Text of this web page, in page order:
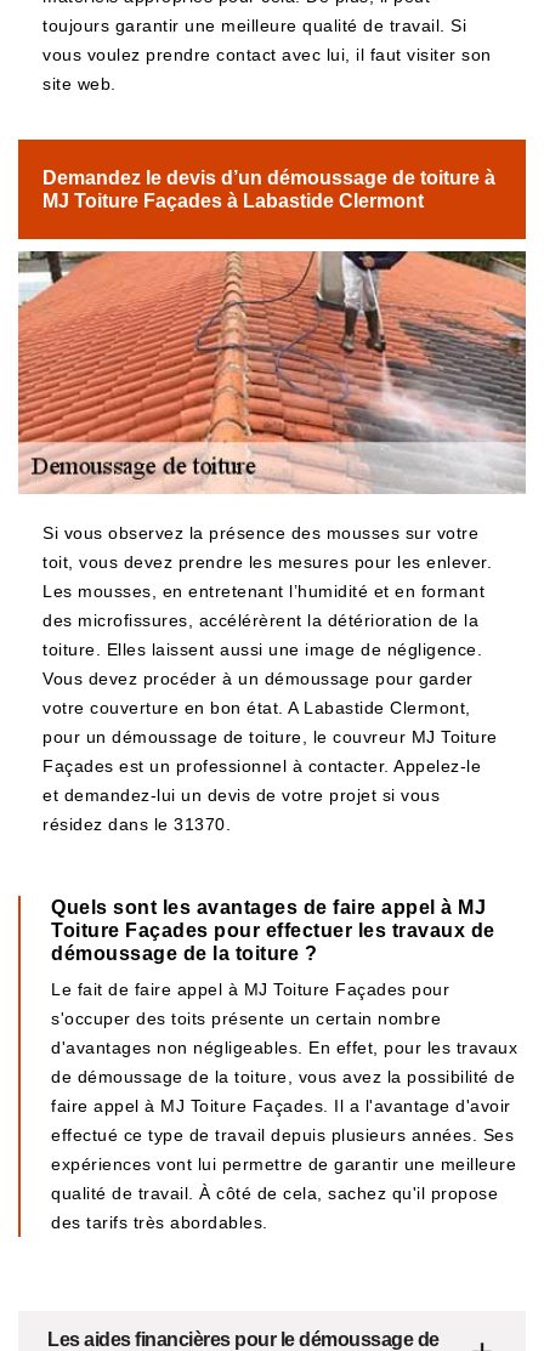
toujours garantir une meilleure qualité de travail. Si
vous voulez prendre contact avec lui, il faut visiter son
site web.
Demandez le devis d’un démoussage de toiture à
MJ Toiture Façades à Labastide Clermont
Si vous observez la présence des mousses sur votre
toit, vous devez prendre les mesures pour les enlever.
Les mousses, en entretenant l’humidité et en formant
des microfissures, accélérèrent la détérioration de la
toiture. Elles laissent aussi une image de négligence.
Vous devez procéder à un démoussage pour garder
votre couverture en bon état. A Labastide Clermont,
pour un démoussage de toiture, le couvreur MJ Toiture
Façades est un professionnel à contacter. Appelez-le
et demandez-lui un devis de votre projet si vous
résidez dans le 31370.
Quels sont les avantages de faire appel à MJ
Toiture Façades pour effectuer les travaux de
démoussage de la toiture ?
Le fait de faire appel à MJ Toiture Façades pour
s'occuper des toits présente un certain nombre
d'avantages non négligeables. En effet, pour les travaux
de démoussage de la toiture, vous avez la possibilité de
faire appel à MJ Toiture Façades. Il a l'avantage d'avoir
effectué ce type de travail depuis plusieurs années. Ses
expériences vont lui permettre de garantir une meilleure
qualité de travail. À côté de cela, sachez qu'il propose
des tarifs très abordables.
Les aides financières pour le démoussage de